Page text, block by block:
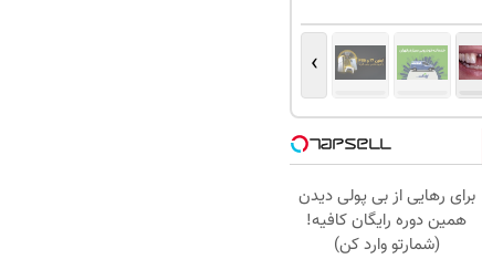
›
برای رهایی از بی پولی دیدن
همین دوره رایگان کافیه!
(شمارتو وارد کن)